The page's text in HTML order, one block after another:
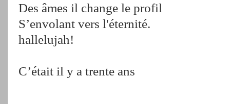
Des âmes il change le profil
S’envolant vers l'éternité.
hallelujah!
C’était il y a trente ans